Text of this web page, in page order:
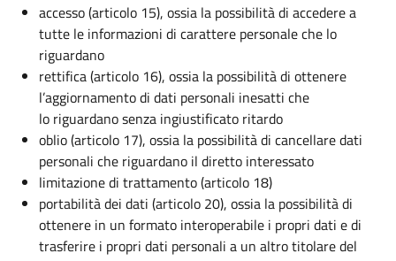
accesso (articolo 15), ossia la possibilità di accedere a
tutte le informazioni di carattere personale che lo
riguardano
rettifica (articolo 16), ossia la possibilità di ottenere
l’aggiornamento di dati personali inesatti che
lo riguardano senza ingiustificato ritardo
oblio (articolo 17), ossia la possibilità di cancellare dati
personali che riguardano il diretto interessato
limitazione di trattamento (articolo 18)
portabilità dei dati (articolo 20), ossia la possibilità di
ottenere in un formato interoperabile i propri dati e di
trasferire i propri dati personali a un altro titolare del